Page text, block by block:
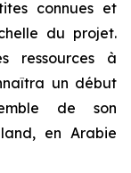
connues et
du projet.
ressources à
un début
de son
en Arabie